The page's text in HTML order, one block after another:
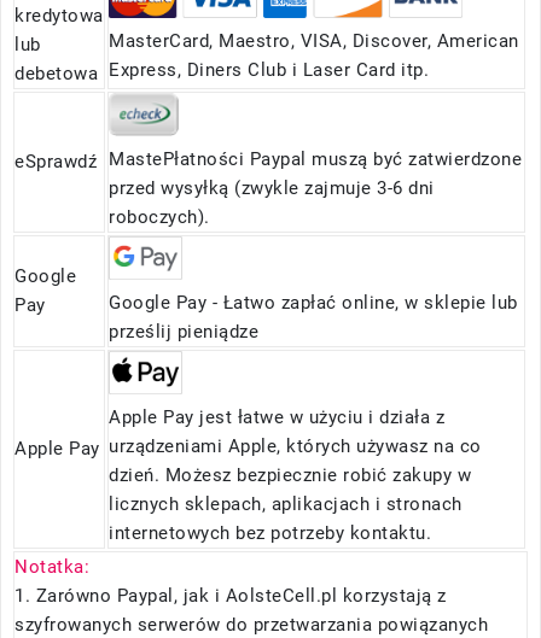
kredytowa
lub
debetowa
MasterCard, Maestro, VISA, Discover, American
Express, Diners Club i Laser Card itp.
eSprawdź
MastePłatności Paypal muszą być zatwierdzone
przed wysyłką (zwykle zajmuje 3-6 dni
roboczych).
Google
Pay
Google Pay - Łatwo zapłać online, w sklepie lub
prześlij pieniądze
Apple Pay
Apple Pay jest łatwe w użyciu i działa z
urządzeniami Apple, których używasz na co
dzień. Możesz bezpiecznie robić zakupy w
licznych sklepach, aplikacjach i stronach
internetowych bez potrzeby kontaktu.
Notatka:
1. Zarówno Paypal, jak i AolsteCell.pl korzystają z
szyfrowanych serwerów do przetwarzania powiązanych